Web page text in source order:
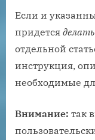
Если и
придется
отдельной
инструкция,
необходимые
Внимание: так